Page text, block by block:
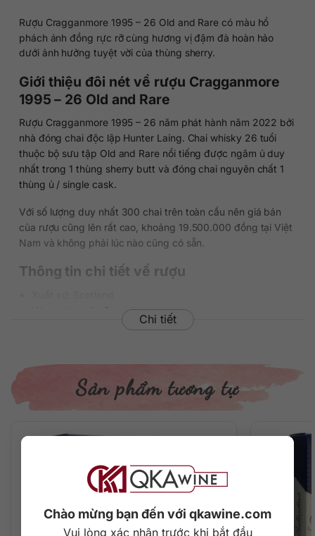
Chào mừng bạn đến với qkawine.com
Vui lòng xác nhận trước khi bắt đầu
Rượu Cragganmore 1995 – 26 Old and Rare có màu hổ
phách ánh đồng rực rỡ cùng hương vị đậm đà hoàn hảo
dưới ảnh hưởng tuyệt vời của thùng sherry.
Giới thiệu đôi nét về rượu Cragganmore
1995 – 26 Old and Rare
Rượu Cragganmore 1995 – 26 năm phát hành năm 2022 bởi
nhà đóng chai độc lập Hunter Laing. Chai whisky 26 tuổi
thuộc bộ sưu tập Old and Rare nổi tiếng được ngâm ủ duy
nhất trong 1 thùng sherry butt và đóng chai nguyên chất 1
thùng ủ / single cask.
Với số lượng duy nhất 300 chai trên toàn cầu nên giá bán
của rượu cũng lên rất cao, khoảng 19.500.000 đồng tại Việt
Nam và không phải lúc nào cũng có sẵn.
Thông tin chi tiết về rượu
Vùng sản xuất: Speyside
Thương hiệu: Cragganmore
Dung tích: 700 ml
Tuổi rượu: 26 năm (vintage 1995, đóng chai năm 2022)
Cách thưởng thức: Uống nguyên chất, thêm đá viên, pha
Số lượng: 300 chai
Mô tả hương vị rượu
– Hương thơm: Trên mũi là hương thơm tuyệt vời của các loại
trái cây rừng sấy khô với mơ, mận, mâm xôi hòa quyện cùng
Chi tiết
Sản phẩm tương tự